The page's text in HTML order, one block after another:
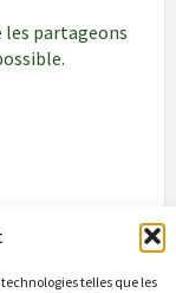
telles que les
les partageons